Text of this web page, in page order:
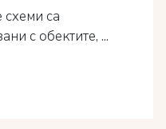
схеми са
с обектите, ...